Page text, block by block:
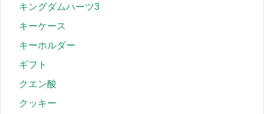
キングダムハーツ3
キーケース
キーホルダー
ギフト
クエン酸
クッキー